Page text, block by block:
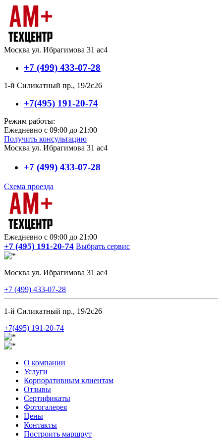
Москва ул. Ибрагимова 31 ас4
+7 (499) 433-07-28
1-й Силикатный пр., 19/2с26
+7(495) 191-20-74
Режим работы:
Ежедневно с 09:00 до 21:00
Получить консультацию
Москва ул. Ибрагимова 31 ас4
+7 (499) 433-07-28
Схема проезда
Ежедневно с 09:00 до 21:00
+7 (495) 191-20-74 Выбрать сервис
Москва ул. Ибрагимова 31 ас4
+7 (499) 433-07-28
1-й Силикатный пр., 19/2с26
+7(495) 191-20-74
О компании
Услуги
Корпоративным клиентам
Отзывы
Сертификаты
Фотогалерея
Цены
Контакты
Построить маршрут